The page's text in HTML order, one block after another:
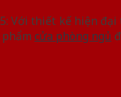
Với thiết kế
cửa phòng ngủ